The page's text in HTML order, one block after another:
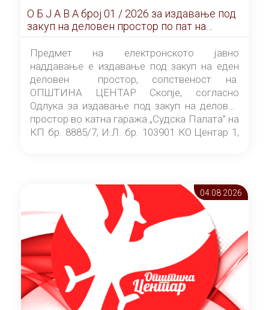
О Б Ј А В А брoj 01 / 2026 за издавање под
закуп на деловен простор по пат на
ЕЛЕКТРОНСКО ЈАВНО НАДДАВАЊЕ
Предмет на електронското јавно
наддавање е издавање под закуп на еден
деловен простор, сопственост на
ОПШТИНА ЦЕНТАР Скопје, согласно
Одлука за издавање под закуп на деловен
простор во катна гаража „Судска Палата” на
КП бр. 8885/7, И.Л. бр. 103901 КО Центар 1,
Скопје” број 9/2026), за времетраење од 3
(три) години од денот на потпишувањето на
Договорот за закуп со најповолниот
понудувач.
04.08 2026